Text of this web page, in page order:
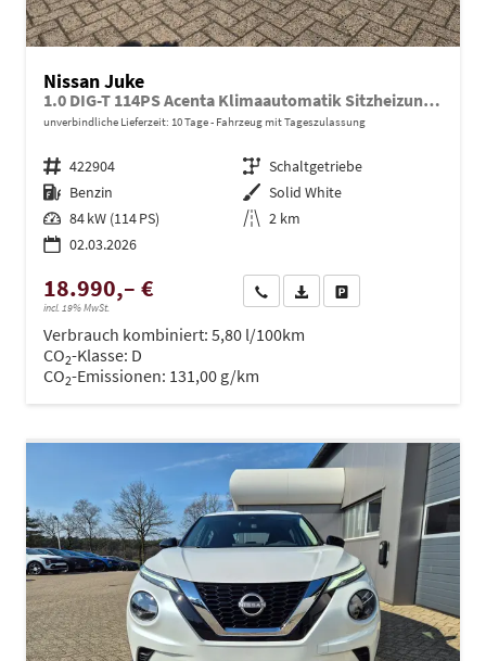
Nissan Juke
1.0 DIG-T 114PS Acenta Klimaautomatik Sitzheizung Rückf.Kamera Bluetooth Touchscreen wireless Apple CarPlay Android Auto
unverbindliche Lieferzeit: 10 Tage Fahrzeug mit Tageszulassung
Fahrzeugnr. 422904 Getriebe Schaltgetriebe
Kraftstoff Benzin Außenfarbe Solid White
Leistung 84 kW (114 PS) Kilometerstand 2 km
02.03.2026
18.990,– €
incl. 19% MwSt.
Wir rufen Sie anPDF-Datei, Fahrzeugexposé
Verbrauch kombiniert: 5,80 l/100km
CO2-Klasse: D
CO2-Emissionen: 131,00 g/km